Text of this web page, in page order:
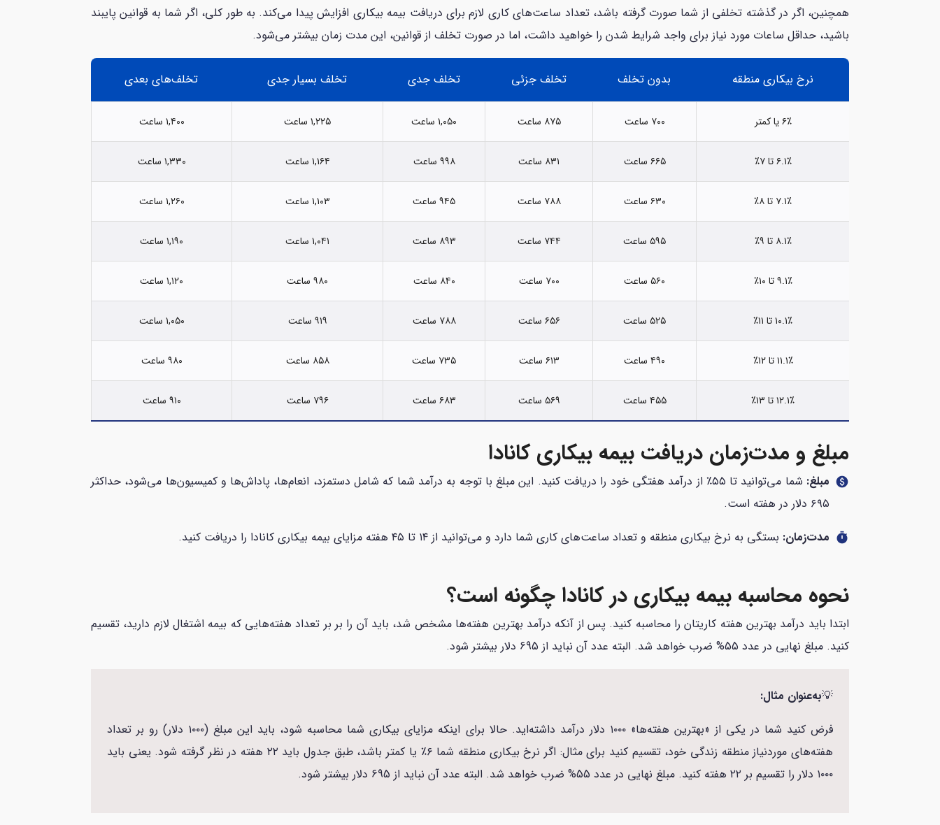
همچنین، اگر در گذشته تخلفی از شما صورت گرفته باشد، تعداد ساعت‌های کاری لازم برای دریافت بیمه بیکاری افزایش پیدا می‌کند. به طور کلی، اگر شما به قوانین پایبند
باشید، حداقل ساعات مورد نیاز برای واجد شرایط شدن را خواهید داشت، اما در صورت تخلف از قوانین، این مدت زمان بیشتر می‌شود.
نرخ بیکاری منطقه بدون تخلف تخلف جزئی تخلف جدی تخلف بسیار جدی تخلف‌های بعدی
۶٪ یا کمتر ۷۰۰ ساعت ۸۷۵ ساعت ۱,۰۵۰ ساعت ۱,۲۲۵ ساعت ۱,۴۰۰ ساعت
۶.۱٪ تا ۷٪ ۶۶۵ ساعت ۸۳۱ ساعت ۹۹۸ ساعت ۱,۱۶۴ ساعت ۱,۳۳۰ ساعت
۷.۱٪ تا ۸٪ ۶۳۰ ساعت ۷۸۸ ساعت ۹۴۵ ساعت ۱,۱۰۳ ساعت ۱,۲۶۰ ساعت
۸.۱٪ تا ۹٪ ۵۹۵ ساعت ۷۴۴ ساعت ۸۹۳ ساعت ۱,۰۴۱ ساعت ۱,۱۹۰ ساعت
۹.۱٪ تا ۱۰٪ ۵۶۰ ساعت ۷۰۰ ساعت ۸۴۰ ساعت ۹۸۰ ساعت ۱,۱۲۰ ساعت
۱۰.۱٪ تا ۱۱٪ ۵۲۵ ساعت ۶۵۶ ساعت ۷۸۸ ساعت ۹۱۹ ساعت ۱,۰۵۰ ساعت
۱۱.۱٪ تا ۱۲٪ ۴۹۰ ساعت ۶۱۳ ساعت ۷۳۵ ساعت ۸۵۸ ساعت ۹۸۰ ساعت
۱۲.۱٪ تا ۱۳٪ ۴۵۵ ساعت ۵۶۹ ساعت ۶۸۳ ساعت ۷۹۶ ساعت ۹۱۰ ساعت
مبلغ و مدت‌زمان دریافت بیمه بیکاری کانادا
paid مبلغ:
شما می‌توانید تا ۵۵٪ از درآمد هفتگی خود را دریافت کنید. این مبلغ با توجه به درآمد شما که شامل دستمزد، انعام‌ها، پاداش‌ها و کمیسیون‌ها می‌شود، حداکثر
۶۹۵ دلار در هفته است.
timer مدت‌زمان: بستگی به نرخ بیکاری منطقه و تعداد ساعت‌های کاری شما دارد و می‌توانید از ۱۴ تا ۴۵ هفته مزایای بیمه بیکاری کانادا را دریافت کنید.
نحوه محاسبه بیمه بیکاری در کانادا چگونه است؟
ابتدا باید درآمد بهترین هفته‌ کاریتان را محاسبه کنید. پس از آنکه درآمد بهترین هفته‌ها مشخص شد، باید آن را بر بر تعداد هفته‌هایی که بیمه اشتغال لازم دارید، تقسیم
کنید. مبلغ نهایی در عدد 55% ضرب خواهد شد. البته عدد آن نباید از 695 دلار بیشتر شود.
💡به‌عنوان مثال:
فرض کنید شما در یکی از «بهترین هفته‌ها» ۱۰۰۰ دلار درآمد داشته‌اید. حالا برای اینکه مزایای بیکاری شما محاسبه شود، باید این مبلغ (۱۰۰۰ دلار) رو بر تعداد
هفته‌های موردنیاز منطقه زندگی خود، تقسیم کنید برای مثال: اگر نرخ بیکاری منطقه شما ۶٪ یا کمتر باشد، طبق جدول باید ۲۲ هفته در نظر گرفته شود. یعنی باید
۱۰۰۰ دلار را تقسیم بر ۲۲ هفته کنید. مبلغ نهایی در عدد 55% ضرب خواهد شد. البته عدد آن نباید از 695 دلار بیشتر شود.